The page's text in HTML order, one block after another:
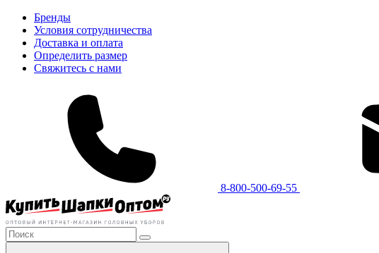
Бренды
Условия сотрудничества
Доставка и оплата
Определить размер
Свяжитесь с нами
8-800-500-69-55